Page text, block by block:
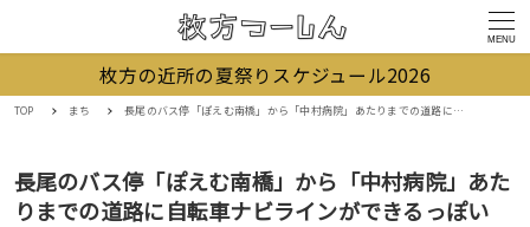
MENU
枚方の近所の夏祭りスケジュール2026
TOP まち 長尾のバス停「ぽえむ南橋」から「中村病院」あたりまでの道路に自転車ナビラインができるっぽい
長尾のバス停「ぽえむ南橋」から「中村病院」あた
りまでの道路に自転車ナビラインができるっぽい